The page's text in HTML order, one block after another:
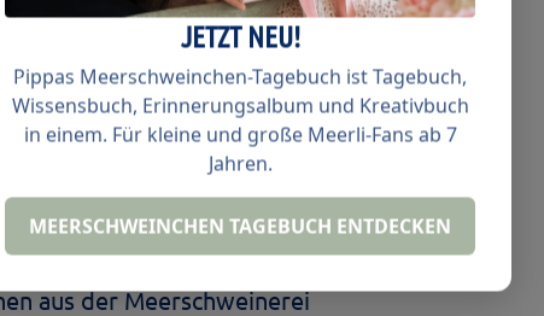
Lieblingsmotive zu kombinieren.
nach Motiv)
wasserfest
aus der Meerschweinerei
JETZT NEU!
Pippas Meerschweinchen-Tagebuch ist Tagebuch,
Wissensbuch, Erinnerungsalbum und Kreativbuch
in einem. Für kleine und große Meerli-Fans ab 7
Jahren.
MEERSCHWEINCHEN TAGEBUCH ENTDECKEN